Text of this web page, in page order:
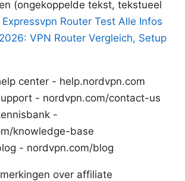
(ongekoppelde tekst, tekstueel
Expressvpn Router Test Alle Infos
VPN Router Vergleich, Setup
center - help.nordvpn.com
- nordvpn.com/contact-us
-
knowledge-base
- nordvpn.com/blog
over affiliate